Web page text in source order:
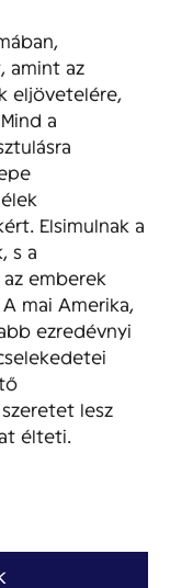
amint az
eljövetelére,
a
Elsimulnak a
s a
emberek
mai Amerika,
ezredévnyi
lesz
élteti.